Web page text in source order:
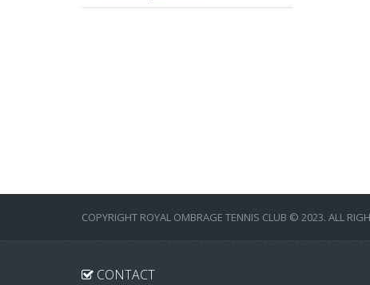
COPYRIGHT ROYAL OMBRAGE TENNIS CLUB © 2023. ALL
CONTACT